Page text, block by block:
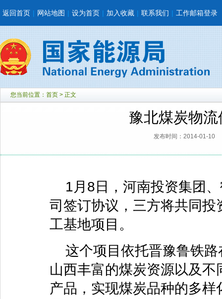
返回首页 | 网站地图 | 设为首页 | 加入收藏 | 联系我们 | 工作邮箱登录
您当前位置： 首页 > 正文
豫北煤炭物
发布时间：2014-01-10
1月8日，河南投资集团、
司签订协议，三方将共同
工基地项目。
这个项目依托晋豫鲁铁路
山西丰富的煤炭资源以及
产品，实现煤炭品种的多